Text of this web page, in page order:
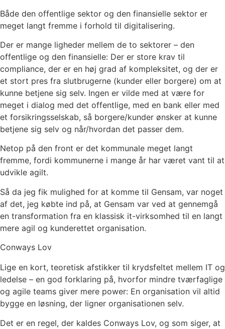
Både den offentlige sektor og den finansielle sektor er
meget langt fremme i forhold til digitalisering.
Der er mange ligheder mellem de to sektorer – den
offentlige og den finansielle: Der er store krav til
compliance, der er en høj grad af kompleksitet, og der er
et stort pres fra slutbrugerne (kunder eller borgere) om at
kunne betjene sig selv. Ingen er vilde med at være for
meget i dialog med det offentlige, med en bank eller med
et forsikringsselskab, så borgere/kunder ønsker at kunne
betjene sig selv og når/hvordan det passer dem.
Netop på den front er det kommunale meget langt
fremme, fordi kommunerne i mange år har været vant til at
udvikle agilt.
Så da jeg fik mulighed for at komme til Gensam, var noget
af det, jeg købte ind på, at Gensam var ved at gennemgå
en transformation fra en klassisk it-virksomhed til en langt
mere agil og kunderettet organisation.
Conways Lov
Lige en kort, teoretisk afstikker til krydsfeltet mellem IT og
ledelse – en god forklaring på, hvorfor mindre tværfaglige
og agile teams giver mere power: En organisation vil altid
bygge en løsning, der ligner organisationen selv.
Det er en regel, der kaldes Conways Lov, og som siger, at